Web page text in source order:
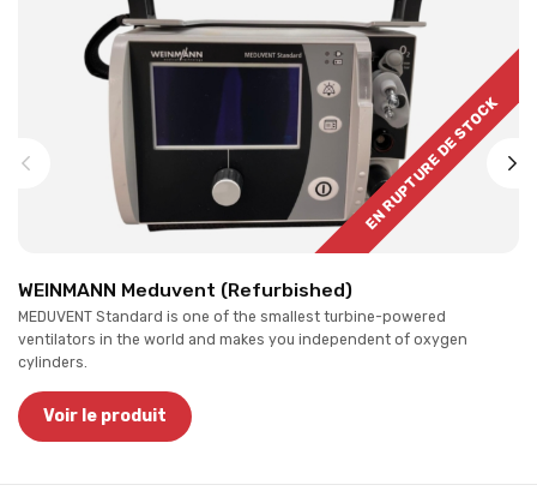
EN RUPTURE DE STOCK
WEINMANN Meduvent (Refurbished)
MEDUVENT Standard is one of the smallest turbine-powered
ventilators in the world and makes you independent of oxygen
cylinders.
Voir le produit